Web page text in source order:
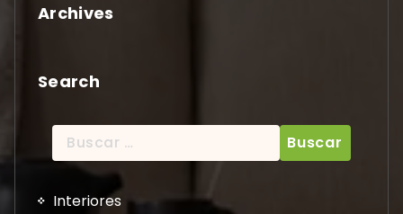
Archives
Search
Buscar:
Interiores